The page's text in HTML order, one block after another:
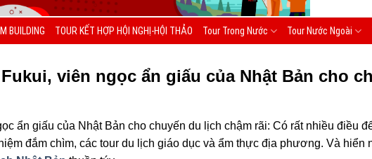
BUILDING TOUR KẾT HỢP HỘI NGHỊ-HỘI THẢO Tour Trong Nước Tour Nước Ngoài
viên ngọc ẩn giấu của Nhật Bản cho
ẩn giấu của Nhật Bản cho chuyến du lịch chậm rãi: Có rất nhiều điều
đắm chìm, các tour du lịch giáo dục và ẩm thực địa phương. Và hiển